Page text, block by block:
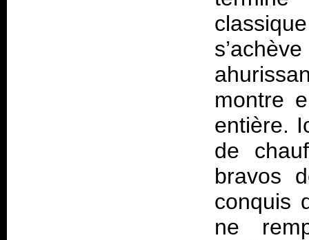
montre
entière.
de
bravos
conquis
ne